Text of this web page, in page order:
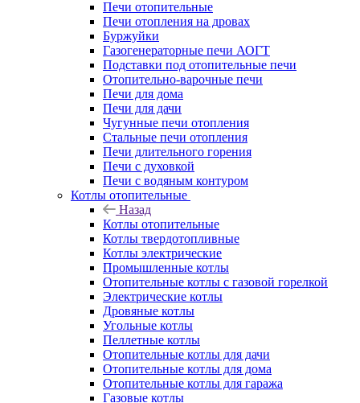
Печи отопительные
Печи отопления на дровах
Буржуйки
Газогенераторные печи АОГТ
Подставки под отопительные печи
Отопительно-варочные печи
Печи для дома
Печи для дачи
Чугунные печи отопления
Стальные печи отопления
Печи длительного горения
Печи с духовкой
Печи с водяным контуром
Котлы отопительные
Назад
Котлы отопительные
Котлы твердотопливные
Котлы электрические
Промышленные котлы
Отопительные котлы с газовой горелкой
Электрические котлы
Дровяные котлы
Угольные котлы
Пеллетные котлы
Отопительные котлы для дачи
Отопительные котлы для дома
Отопительные котлы для гаража
Газовые котлы